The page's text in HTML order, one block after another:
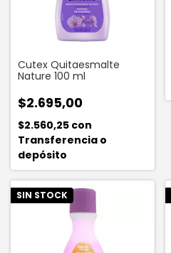
Cutex Quitaesmalte
Nature 100 ml
$2.695,00
$2.560,25 con
Transferencia o
depósito
SIN STOCK